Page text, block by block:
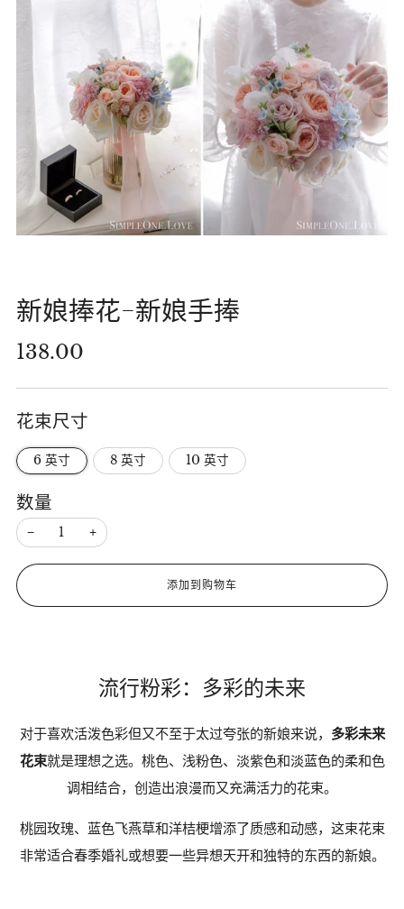
新娘捧花-新娘手捧
正
格
138.00
花束尺寸
6 英寸 8 英寸 10 英寸
数量
− +
添加到购物车
流行粉彩：多彩的未来
对于喜欢活泼色彩但又不至于太过夸张的新娘来说， 多彩未来
花束就是理想之选。桃色、浅粉色、淡紫色和淡蓝色的柔和色
调相结合，创造出浪漫而又充满活力的花束。
桃园玫瑰、蓝色飞燕草和洋桔梗增添了质感和动感，这束花束
非常适合春季婚礼或想要一些异想天开和独特的东西的新娘。